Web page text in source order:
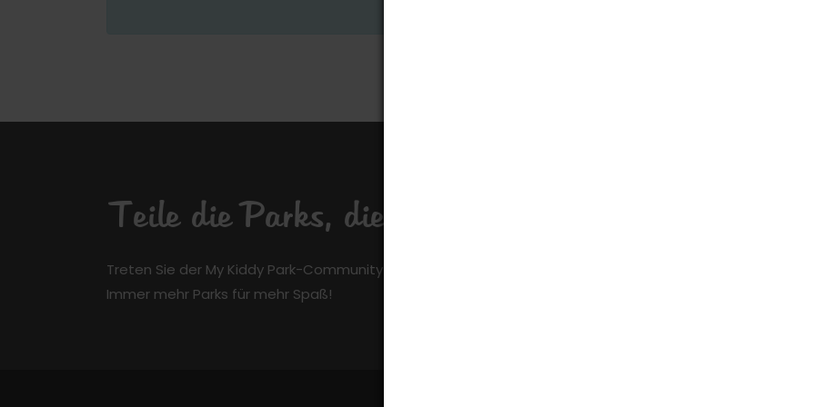
Teile die Parks, die du kennst
Treten Sie der My Kiddy Park-Community kostenlos bei und machen Sie einen Unterschied!
Immer mehr Parks für mehr Spaß!